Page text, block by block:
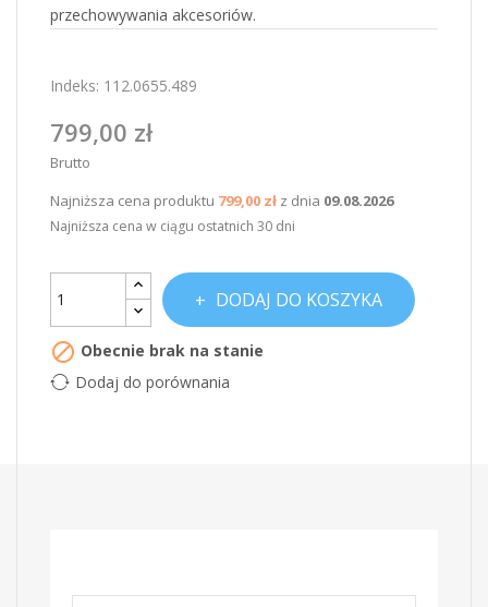
przechowywania akcesoriów.
Indeks: 112.0655.489
799,00 zł
Brutto
Najniższa cena produktu 799,00 zł z dnia 09.08.2026
Najniższa cena w ciągu ostatnich 30 dni
DODAJ DO KOSZYKA
 Obecnie brak na stanie
Dodaj do porównania